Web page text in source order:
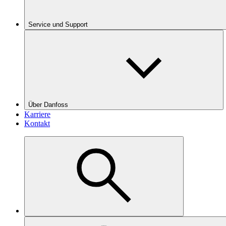
Service und Support
Über Danfoss
Karriere
Kontakt